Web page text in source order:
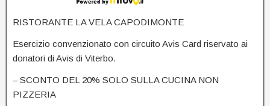
RISTORANTE LA VELA CAPODIMONTE
Esercizio convenzionato con circuito Avis Card riservato ai
donatori di Avis di Viterbo.
– SCONTO DEL 20% SOLO SULLA CUCINA NON
PIZZERIA